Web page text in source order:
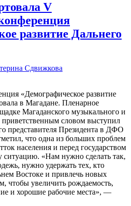
V
развитие Дальнего
Сдвижкова
«Демографическое развитие
в Магадане. Пленарное
Магаданского музыкального и
приветственным словом выступил
представителя Президента в ДФО
что одна из больших проблем
населения и перед государством
ситуацию. «Нам нужно сделать так,
нужно удержать тех, кто
Востоке и привлечь новых
чтобы увеличить рождаемость,
и хорошие рабочие места», —